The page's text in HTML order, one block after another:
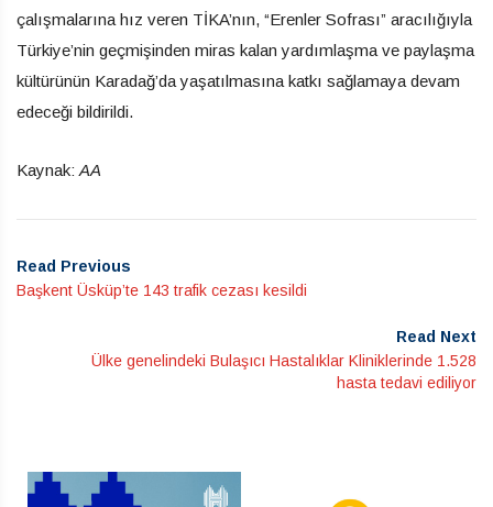
çalışmalarına hız veren TİKA’nın, “Erenler Sofrası” aracılığıyla
Türkiye’nin geçmişinden miras kalan yardımlaşma ve paylaşma
kültürünün Karadağ’da yaşatılmasına katkı sağlamaya devam
edeceği bildirildi.
Kaynak:AA
Read Previous
Başkent Üsküp’te 143 trafik cezası kesildi
Read Next
Ülke genelindeki Bulaşıcı Hastalıklar Kliniklerinde 1.528
hasta tedavi ediliyor